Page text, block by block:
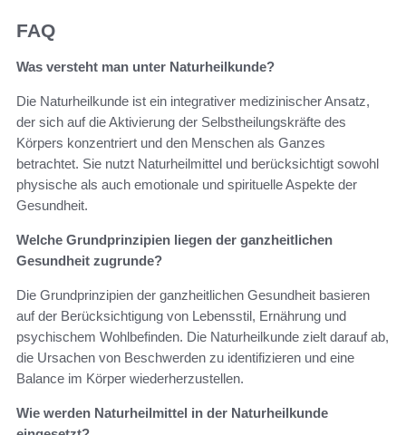
FAQ
Was versteht man unter Naturheilkunde?
Die Naturheilkunde ist ein integrativer medizinischer Ansatz,
der sich auf die Aktivierung der Selbstheilungskräfte des
Körpers konzentriert und den Menschen als Ganzes
betrachtet. Sie nutzt Naturheilmittel und berücksichtigt sowohl
physische als auch emotionale und spirituelle Aspekte der
Gesundheit.
Welche Grundprinzipien liegen der ganzheitlichen
Gesundheit zugrunde?
Die Grundprinzipien der ganzheitlichen Gesundheit basieren
auf der Berücksichtigung von Lebensstil, Ernährung und
psychischem Wohlbefinden. Die Naturheilkunde zielt darauf ab,
die Ursachen von Beschwerden zu identifizieren und eine
Balance im Körper wiederherzustellen.
Wie werden Naturheilmittel in der Naturheilkunde